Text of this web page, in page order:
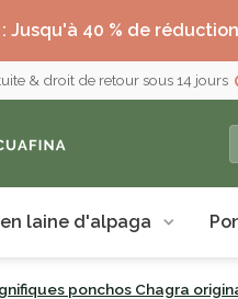
Jusqu'à 40 % de
& droit de retour sous 14 jours
laine d'alpaga
ponchos Chagra